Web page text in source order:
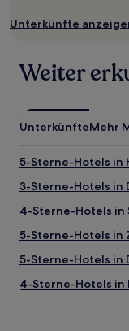
Unterkünfte
Weiter
UnterkünfteMehr
5-Sterne-Hotels in
3-Sterne-Hotels in
4-Sterne-Hotels in
5-Sterne-Hotels in
5-Sterne-Hotels in
4-Sterne-Hotels in